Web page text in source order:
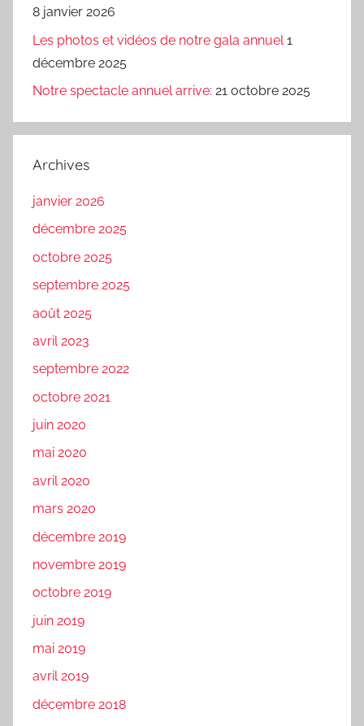
8 janvier 2026
Les photos et vidéos de notre gala annuel 1
décembre 2025
Notre spectacle annuel arrive: 21 octobre 2025
Archives
janvier 2026
décembre 2025
octobre 2025
septembre 2025
août 2025
avril 2023
septembre 2022
octobre 2021
juin 2020
mai 2020
avril 2020
mars 2020
décembre 2019
novembre 2019
octobre 2019
juin 2019
mai 2019
avril 2019
décembre 2018